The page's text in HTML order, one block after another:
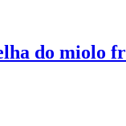
do miolo